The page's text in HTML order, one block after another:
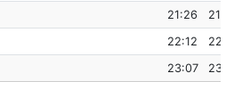
21:26
22:12
23:07